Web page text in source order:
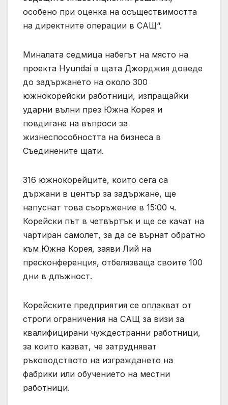
особено при оценка на осъществимостта
на директните операции в САЩ“.
Миналата седмица набегът на място на
проекта Hyundai в щата Джорджия доведе
до задържането на около 300
южнокорейски работници, изпращайки
ударни вълни през Южна Корея и
повдигане на въпроси за
жизнеспособността на бизнеса в
Съединените щати.
316 южнокорейците, които сега са
държани в център за задържане, ще
напуснат това съоръжение в 15:00 ч.
Корейски път в четвъртък и ще се качат на
чартиран самолет, за да се върнат обратно
към Южна Корея, заяви Лий на
пресконференция, отбелязваща своите 100
дни в длъжност.
Корейските предприятия се оплакват от
строги ограничения на САЩ за визи за
квалифицирани чуждестранни работници,
за които казват, че затрудняват
ръководството на изграждането на
фабрики или обучението на местни
работници.